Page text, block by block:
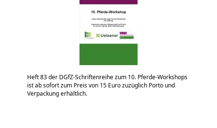
Heft 83 der DGfZ-Schriftenreihe zum 10. Pferde-Workshops
ist ab sofort zum Preis von 15 Euro zuzüglich Porto und
Verpackung erhältlich.